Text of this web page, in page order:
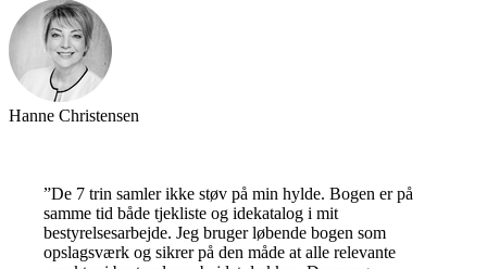
Hanne Christensen
”De 7 trin samler ikke støv på min hylde. Bogen er på
samme tid både tjekliste og idekatalog i mit
bestyrelsesarbejde. Jeg bruger løbende bogen som
opslagsværk og sikrer på den måde at alle relevante